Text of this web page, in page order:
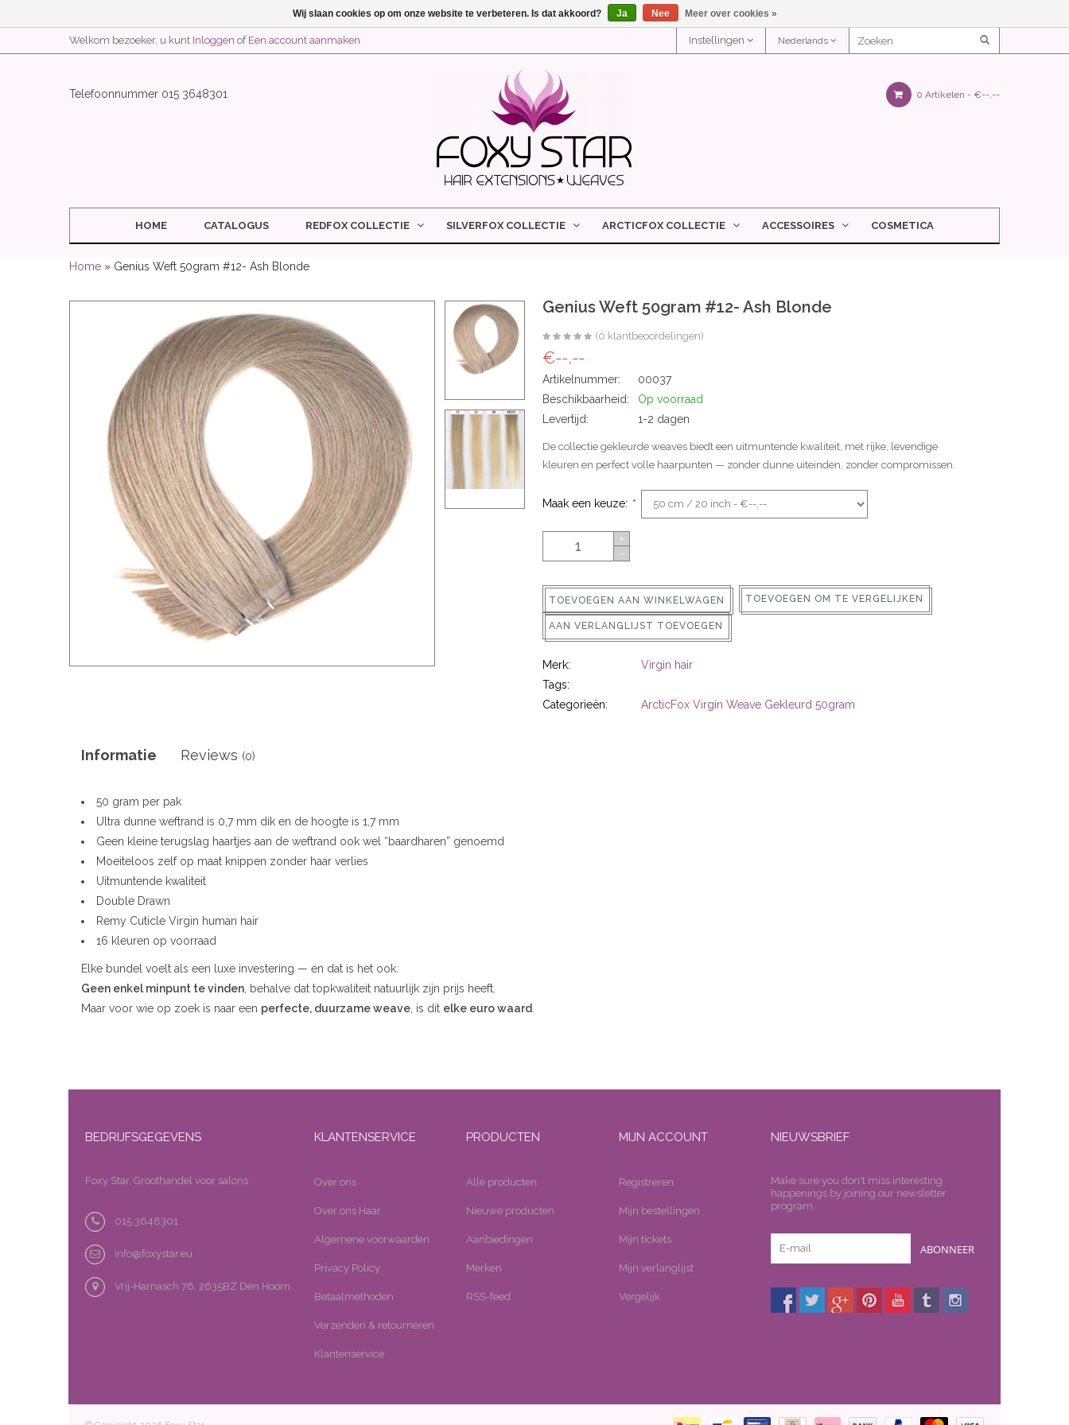
Welkom bezoeker, u kunt Inloggen of Een account aanmaken Nederlands
Instellingen
Telefoonnummer 015 3648301 0 Artikelen - €--,--
HOME CATALOGUS REDFOX COLLECTIE SILVERFOX COLLECTIE ARCTICFOX COLLECTIE ACCESSOIRES COSMETICA
Home » Genius Weft 50gram #12- Ash Blonde
Genius Weft 50gram #12- Ash Blonde
(0 klantbeoordelingen)
€--,--
Artikelnummer:
00037
Beschikbaarheid:
Op voorraad
Levertijd:
1-2 dagen
De collectie gekleurde weaves biedt een uitmuntende kwaliteit, met rijke, levendige
kleuren en perfect volle haarpunten — zonder dunne uiteinden, zonder compromissen.
Maak een keuze: *
+
-
TOEVOEGEN AAN WINKELWAGEN TOEVOEGEN OM TE VERGELIJKEN
AAN VERLANGLIJST TOEVOEGEN
Merk:
Virgin hair
Tags:
Categorieën:
ArcticFox Virgin Weave Gekleurd 50gram
Informatie Reviews (0)
50 gram per pak
Ultra dunne weftrand is 0,7 mm dik en de hoogte is 1,7 mm
Geen kleine terugslag haartjes aan de weftrand ook wel “baardharen” genoemd
Moeiteloos zelf op maat knippen zonder haar verlies
Uitmuntende kwaliteit
Double Drawn
Remy Cuticle Virgin human hair
16 kleuren op voorraad
Elke bundel voelt als een luxe investering — en dat is het ook.
Geen enkel minpunt te vinden , behalve dat topkwaliteit natuurlijk zijn prijs heeft.
Maar voor wie op zoek is naar een perfecte, duurzame weave , is dit elke euro waard
BEDRIJFSGEGEVENS
Foxy Star, Groothandel voor salons
015 3648301
info@foxystar.eu
Vrij-Harnasch 76, 2635BZ Den Hoorn
KLANTENSERVICE
Over ons
Over ons Haar
Algemene voorwaarden
Privacy Policy
Betaalmethoden
Verzenden & retourneren
Klantenservice
PRODUCTEN
Alle producten
Nieuwe producten
Aanbiedingen
Merken
RSS-feed
MIJN ACCOUNT
Registreren
Mijn bestellingen
Mijn tickets
Mijn verlanglijst
Vergelijk
NIEUWSBRIEF
Make sure you don't miss interesting
happenings by joining our newsletter
program.
ABONNEER
Wij slaan cookies op om onze website te verbeteren. Is dat akkoord? Ja Nee Meer over cookies »